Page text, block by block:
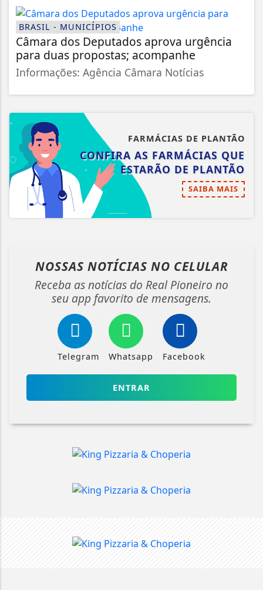
BRASIL - MUNICÍPIOS
Câmara dos Deputados aprova urgência
para duas propostas; acompanhe
Informações: Agência Câmara Notícias
FARMÁCIAS DE PLANTÃO
CONFIRA AS FARMÁCIAS QUE
ESTARÃO DE PLANTÃO
SAIBA MAIS
NOSSAS NOTÍCIAS NO CELULAR
Receba as notícias do Real Pioneiro no
seu app favorito de mensagens.
Telegram Whatsapp Facebook
ENTRAR